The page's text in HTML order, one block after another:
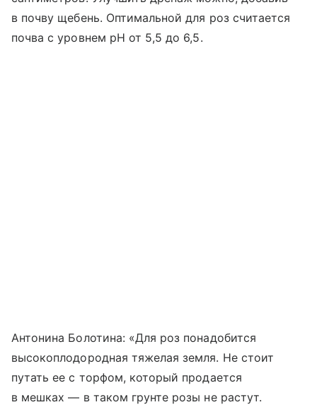
в почву щебень. Оптимальной для роз считается
почва с уровнем рН от 5,5 до 6,5.
Антонина Болотина: «Для роз понадобится
высокоплодородная тяжелая земля. Не стоит
путать ее с торфом, который продается
в мешках — в таком грунте розы не растут.